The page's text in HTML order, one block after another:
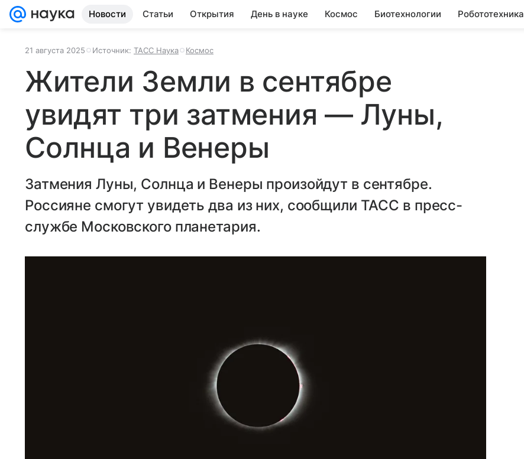
Новости Статьи Открытия День в науке Космос Биотехнологии Робототехника
21 августа 2025 Источник: ТАСС Наука Космос
Жители Земли в сентябре
увидят три затмения — Луны,
Солнца и Венеры
Затмения Луны, Солнца и Венеры произойдут в сентябре.
Россияне смогут увидеть два из них, сообщили ТАСС в пресс-
службе Московского планетария.